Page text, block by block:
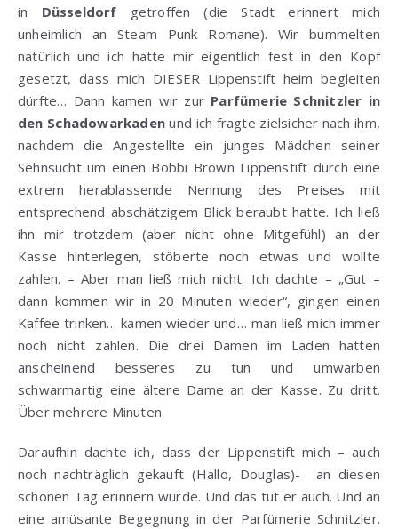
in Düsseldorf getroffen (die Stadt erinnert mich
unheimlich an Steam Punk Romane). Wir bummelten
natürlich und ich hatte mir eigentlich fest in den Kopf
gesetzt, dass mich DIESER Lippenstift heim begleiten
dürfte… Dann kamen wir zur Parfümerie Schnitzler in
den Schadowarkadenund ich fragte zielsicher nach ihm,
nachdem die Angestellte ein junges Mädchen seiner
Sehnsucht um einen Bobbi Brown Lippenstift durch eine
extrem herablassende Nennung des Preises mit
entsprechend abschätzigem Blick beraubt hatte. Ich ließ
ihn mir trotzdem (aber nicht ohne Mitgefühl) an der
Kasse hinterlegen, stöberte noch etwas und wollte
zahlen. – Aber man ließ mich nicht. Ich dachte – „Gut –
dann kommen wir in 20 Minuten wieder“, gingen einen
Kaffee trinken… kamen wieder und… man ließ mich immer
noch nicht zahlen. Die drei Damen im Laden hatten
anscheinend besseres zu tun und umwarben
schwarmartig eine ältere Dame an der Kasse. Zu dritt.
Über mehrere Minuten.
Daraufhin dachte ich, dass der Lippenstift mich – auch
noch nachträglich gekauft (Hallo, Douglas)- an diesen
schönen Tag erinnern würde. Und das tut er auch. Und an
eine amüsante Begegnung in der Parfümerie Schnitzler.